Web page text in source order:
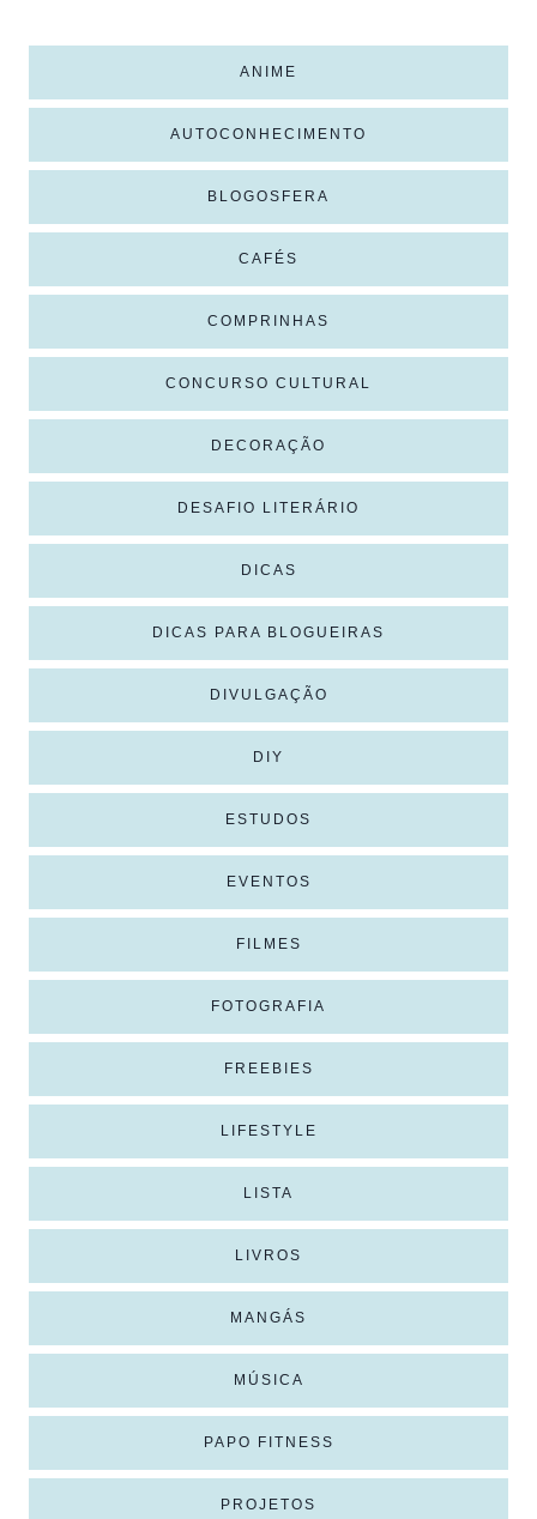
ANIME
AUTOCONHECIMENTO
BLOGOSFERA
CAFÉS
COMPRINHAS
CONCURSO CULTURAL
DECORAÇÃO
DESAFIO LITERÁRIO
DICAS
DICAS PARA BLOGUEIRAS
DIVULGAÇÃO
DIY
ESTUDOS
EVENTOS
FILMES
FOTOGRAFIA
FREEBIES
LIFESTYLE
LISTA
LIVROS
MANGÁS
MÚSICA
PAPO FITNESS
PROJETOS